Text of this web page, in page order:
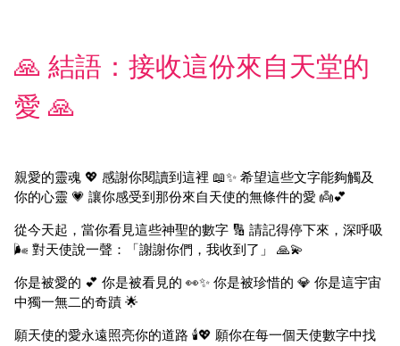
🙏 結語：接收這份來自天堂的
愛 🙏
親愛的靈魂 💖 感謝你閱讀到這裡 📖✨ 希望這些文字能夠觸及
你的心靈 💗 讓你感受到那份來自天使的無條件的愛 👼💕
從今天起，當你看見這些神聖的數字 🔢 請記得停下來，深呼吸
🌬️ 對天使說一聲：「謝謝你們，我收到了」 🙏💫
你是被愛的 💕 你是被看見的 👀✨ 你是被珍惜的 💎 你是這宇宙
中獨一無二的奇蹟 🌟
願天使的愛永遠照亮你的道路 🕯️💖 願你在每一個天使數字中找